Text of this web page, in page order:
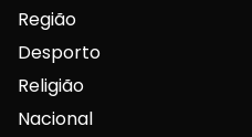
Região
Desporto
Religião
Nacional